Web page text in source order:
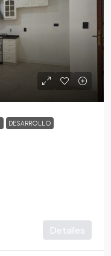
DESARROLLO
Detalles